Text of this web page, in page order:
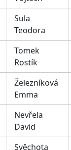
Sula
Teodora
Tomek
Rostík
Železníková
Emma
Nevřela
David
Svěchota